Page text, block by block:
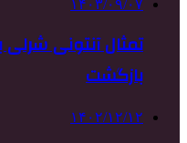
۱۴۰۳/۰۹/۰۷
تمثال آنتونی
بازگشت
۱۴۰۲/۱۲/۱۲